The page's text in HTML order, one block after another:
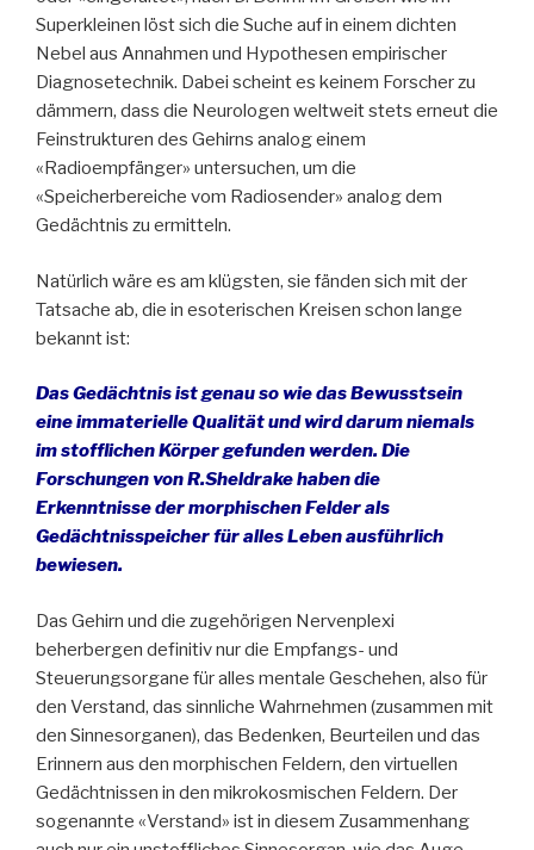
Superkleinen löst sich die Suche auf in einem dichten
Nebel aus Annahmen und Hypothesen empirischer
Diagnosetechnik. Dabei scheint es keinem Forscher zu
dämmern, dass die Neurologen weltweit stets erneut die
Feinstrukturen des Gehirns analog einem
«Radioempfänger» untersuchen, um die
«Speicherbereiche vom Radiosender» analog dem
Gedächtnis zu ermitteln.
Natürlich wäre es am klügsten, sie fänden sich mit der
Tatsache ab, die in esoterischen Kreisen schon lange
bekannt ist:
Das Gedächtnis ist genau so wie das Bewusstsein
eine immaterielle Qualität und wird darum niemals
im stofflichen Körper gefunden werden. Die
Forschungen von R.Sheldrake haben die
Erkenntnisse der morphischen Felder als
Gedächtnisspeicher für alles Leben ausführlich
bewiesen.
Das Gehirn und die zugehörigen Nervenplexi
beherbergen definitiv nur die Empfangs- und
Steuerungsorgane für alles mentale Geschehen, also für
den Verstand, das sinnliche Wahrnehmen (zusammen mit
den Sinnesorganen), das Bedenken, Beurteilen und das
Erinnern aus den morphischen Feldern, den virtuellen
Gedächtnissen in den mikrokosmischen Feldern. Der
sogenannte «Verstand» ist in diesem Zusammenhang